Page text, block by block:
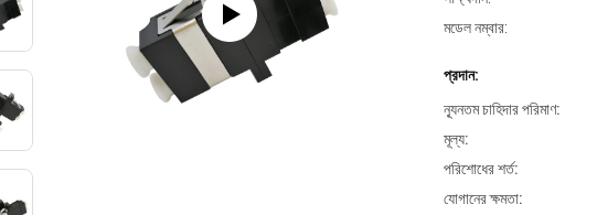
মডেল নম্বার:
প্রদান:
ন্যূনতম চাহিদার পরিমাণ:
মূল্য:
পরিশোধের শর্ত:
যোগানের ক্ষমতা: